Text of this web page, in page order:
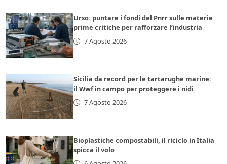
Urso: puntare i fondi del Pnrr sulle materie
prime critiche per rafforzare l’industria
7 Agosto 2026
Sicilia da record per le tartarughe marine:
il Wwf in campo per proteggere i nidi
7 Agosto 2026
Bioplastiche compostabili, il riciclo in Italia
spicca il volo